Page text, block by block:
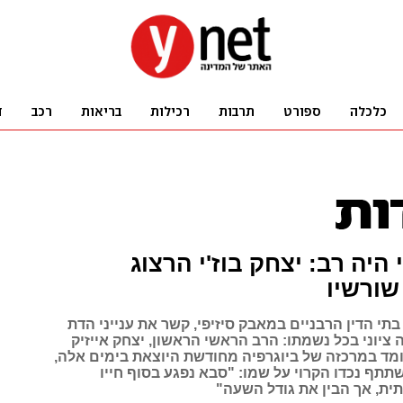
רב: יצחק בוז'י הרצוג
הדין הרבניים במאבק סיזיפי, קשר את ענייני הדת
ציוני בכל נשמתו: הרב הראשי הראשון, יצחק אייזיק
במרכזה של ביוגרפיה מחודשת היוצאת בימים אלה,
נכדו הקרוי על שמו: "סבא נפגע בסוף חייו
אך הבין את גודל השעה"